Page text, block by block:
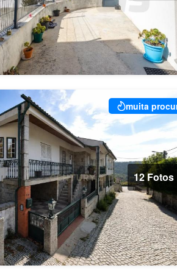
muita
12 Fotos